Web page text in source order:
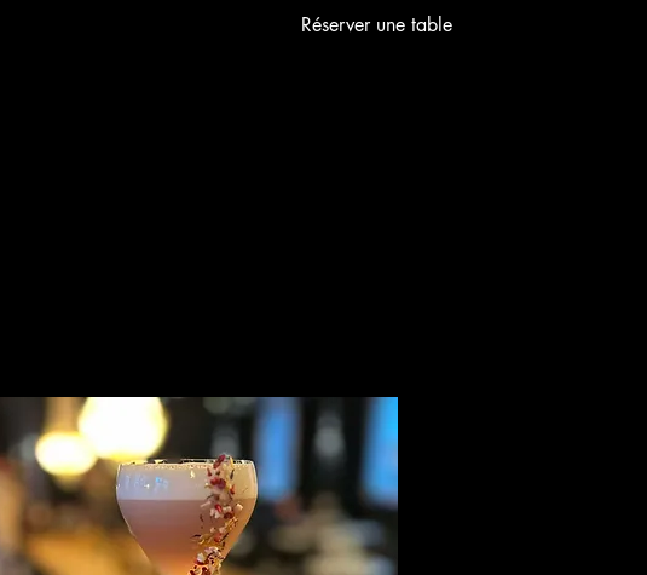
Réserver une table